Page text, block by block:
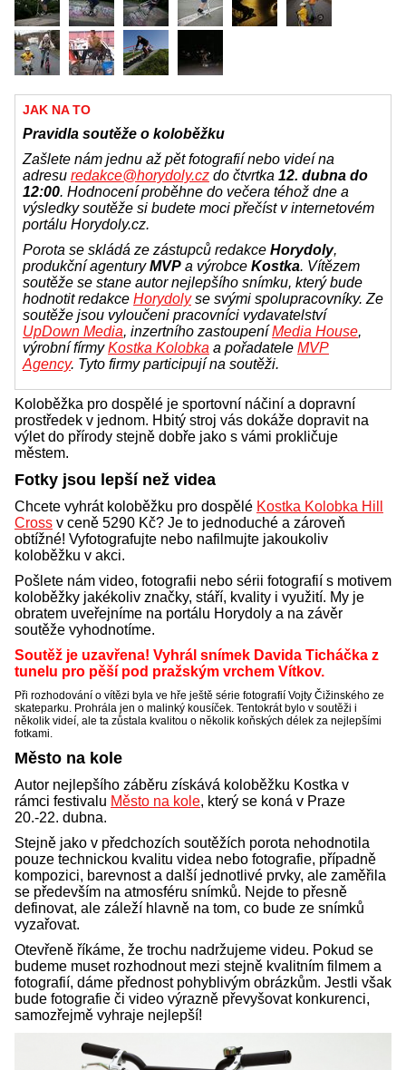
JAK NA TO
Pravidla soutěže o koloběžku
Zašlete nám jednu až pět fotografií nebo videí na
adresu redakce@horydoly.cz do čtvrtka 12. dubna do
12:00. Hodnocení proběhne do večera téhož dne a
výsledky soutěže si budete moci přečíst v internetovém
portálu Horydoly.cz.
Porota se skládá ze zástupců redakce Horydoly,
produkční agenturyMVP a výrobce Kostka. Vítězem
soutěže se stane autor nejlepšího snímku, který bude
hodnotit redakce Horydolyse svými spolupracovníky. Ze
soutěže jsou vyloučeni pracovníci vydavatelství
UpDown Media, inzertního zastoupeníMedia House,
výrobní fírmyKostka Kolobka a pořadatele MVP
Agency. Tyto firmy participují na soutěži.
Koloběžka pro dospělé je sportovní náčiní a dopravní
prostředek v jednom. Hbitý stroj vás dokáže dopravit na
výlet do přírody stejně dobře jako s vámi prokličuje
městem.
Fotky jsou lepší než videa
Chcete vyhrát koloběžku pro dospělé Kostka Kolobka Hill
Cross v ceně 5290 Kč? Je to jednoduché a zároveň
obtížné! Vyfotografujte nebo nafilmujte jakoukoliv
koloběžku v akci.
Pošlete nám video, fotografii nebo sérii fotografií s motivem
koloběžky jakékoliv značky, stáří, kvality i využití. My je
obratem uveřejníme na portálu Horydoly a na závěr
soutěže vyhodnotíme.
Soutěž je uzavřena! Vyhrál snímek Davida Ticháčka z
tunelu pro pěší pod pražským vrchem Vítkov.
Při rozhodování o vítězi byla ve hře ještě série fotografií Vojty Čižinského ze
skateparku. Prohrála jen o malinký kousíček. Tentokrát bylo v soutěži i
několik videí, ale ta zůstala kvalitou o několik koňských délek za nejlepšími
fotkami.
Město na kole
Autor nejlepšího záběru získává koloběžku Kostka v
rámci festivalu Město na kole, který se koná v Praze
20.-22. dubna.
Stejně jako v předchozích soutěžích porota nehodnotila
pouze technickou kvalitu videa nebo fotografie, případně
kompozici, barevnost a další jednotlivé prvky, ale zaměřila
se především na atmosféru snímků. Nejde to přesně
definovat, ale záleží hlavně na tom, co bude ze snímků
vyzařovat.
Otevřeně říkáme, že trochu nadržujeme videu. Pokud se
budeme muset rozhodnout mezi stejně kvalitním filmem a
fotografií, dáme přednost pohyblivým obrázkům. Jestli však
bude fotografie či video výrazně převyšovat konkurenci,
samozřejmě vyhraje nejlepší!